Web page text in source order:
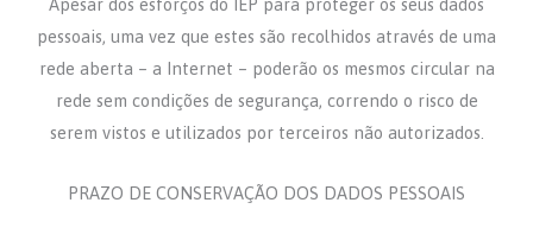
Apesar dos esforços do IEP para proteger os seus dados
pessoais, uma vez que estes são recolhidos através de uma
rede aberta – a Internet – poderão os mesmos circular na
rede sem condições de segurança, correndo o risco de
serem vistos e utilizados por terceiros não autorizados.
PRAZO DE CONSERVAÇÃO DOS DADOS PESSOAIS